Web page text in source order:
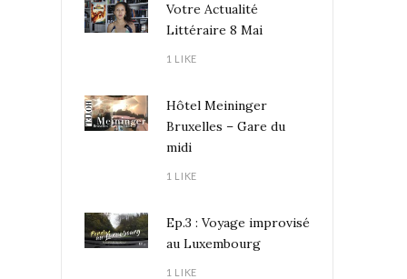
Votre Actualité
Littéraire 8 Mai
1 LIKE
Hôtel Meininger
Bruxelles – Gare du
midi
1 LIKE
Ep.3 : Voyage improvisé
au Luxembourg
1 LIKE